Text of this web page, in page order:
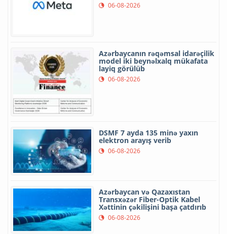
06-08-2026
Azərbaycanın rəqəmsal idarəçilik
model iki beynəlxalq mükafata
layiq görülüb
06-08-2026
DSMF 7 ayda 135 minə yaxın
elektron arayış verib
06-08-2026
Azərbaycan və Qazaxıstan
Transxəzər Fiber-Optik Kabel
Xəttinin çəkilişini başa çatdırıb
06-08-2026